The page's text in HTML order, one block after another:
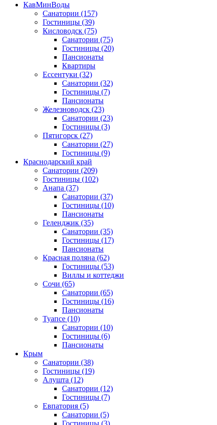
КавМинВоды
Санатории (157)
Гостиницы (39)
Кисловодск (75)
Санатории (75)
Гостиницы (20)
Пансионаты
Квартиры
Ессентуки (32)
Санатории (32)
Гостиницы (7)
Пансионаты
Железноводск (23)
Санатории (23)
Гостиницы (3)
Пятигорск (27)
Санатории (27)
Гостиницы (9)
Краснодарский край
Санатории (209)
Гостиницы (102)
Анапа (37)
Санатории (37)
Гостиницы (10)
Пансионаты
Геленджик (35)
Санатории (35)
Гостиницы (17)
Пансионаты
Красная поляна (62)
Гостиницы (53)
Виллы и коттеджи
Сочи (65)
Санатории (65)
Гостиницы (16)
Пансионаты
Туапсе (10)
Санатории (10)
Гостиницы (6)
Пансионаты
Крым
Санатории (38)
Гостиницы (19)
Алушта (12)
Санатории (12)
Гостиницы (7)
Евпатория (5)
Санатории (5)
Гостиницы (3)